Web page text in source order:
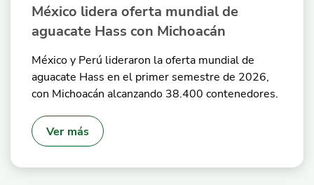
México lidera oferta mundial de
aguacate Hass con Michoacán
México y Perú lideraron la oferta mundial de
aguacate Hass en el primer semestre de 2026,
con Michoacán alcanzando 38.400 contenedores.
Ver más